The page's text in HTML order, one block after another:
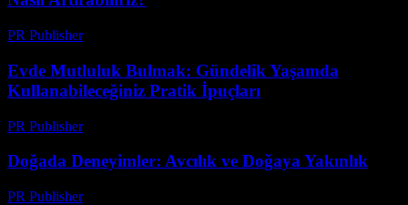
PR Publisher-
Evde Mutluluk Bulmak: Gündelik Yaşamda
Kullanabileceğiniz Pratik İpuçları
PR Publisher-
Doğada Deneyimler: Avcılık ve Doğaya Yakınlık
PR Publisher-